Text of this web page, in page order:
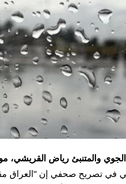
الجوي والمتنبئ رياض القريشي،
في تصريح صحفي إن "العراق مقبل